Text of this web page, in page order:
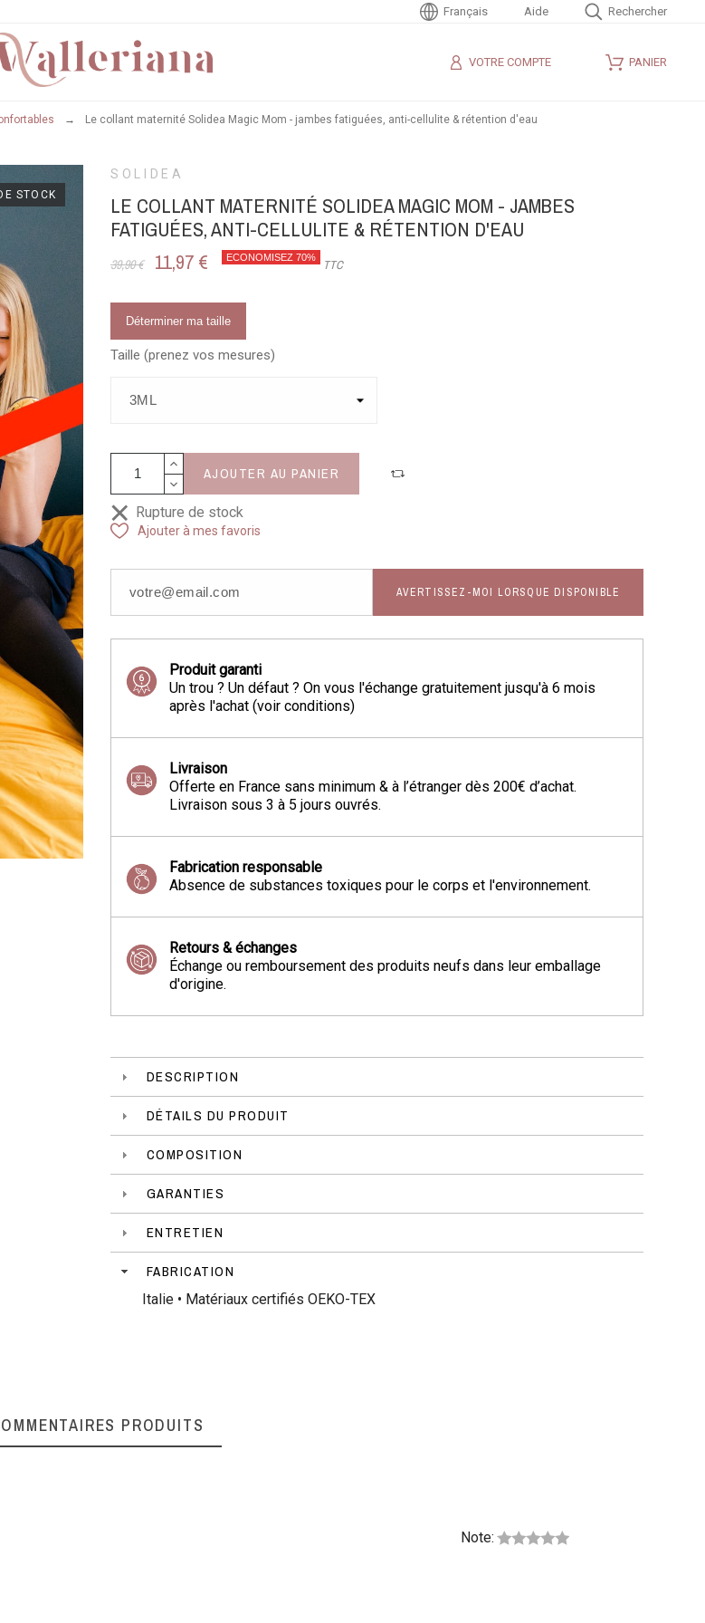
Rechercher
Français Aide
VOTRE COMPTE PANIER
Le collant maternité Solidea Magic Mom - jambes fatiguées, anti-cellulite & rétention d'eau
STOCK
SOLIDEA
LE COLLANT MATERNITÉ SOLIDEA MAGIC MOM - JAMBES
FATIGUÉES, ANTI-CELLULITE & RÉTENTION D'EAU
39,90 € 11,97 € ECONOMISEZ 70%
TTC
Déterminer ma taille
Taille (prenez vos mesures)
AJOUTER AU PANIER
Rupture de stock
Ajouter à mes favoris
AVERTISSEZ-MOI LORSQUE DISPONIBLE
Produit garanti
Un trou ? Un défaut ? On vous l'échange gratuitement jusqu'à 6 mois
après l'achat (voir conditions)
Livraison
Offerte en France sans minimum & à l’étranger dès 200€ d’achat.
Livraison sous 3 à 5 jours ouvrés.
Fabrication responsable
Absence de substances toxiques pour le corps et l'environnement.
Retours & échanges
Échange ou remboursement des produits neufs dans leur emballage
d'origine.
DESCRIPTION
DÉTAILS DU PRODUIT
COMPOSITION
GARANTIES
ENTRETIEN
FABRICATION
Italie • Matériaux certifiés OEKO-TEX
PRODUITS
Note: